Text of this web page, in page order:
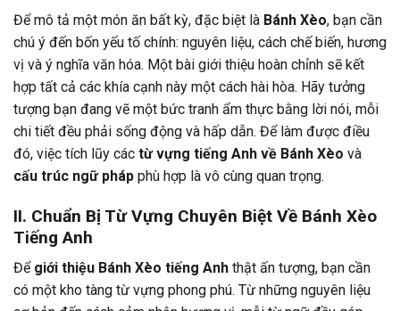
Để mô tả một món ăn bất kỳ, đặc biệt là Bánh Xèo, bạn cần
chú ý đến bốn yếu tố chính: nguyên liệu, cách chế biến, hương
vị và ý nghĩa văn hóa. Một bài giới thiệu hoàn chỉnh sẽ kết
hợp tất cả các khía cạnh này một cách hài hòa. Hãy tưởng
tượng bạn đang vẽ một bức tranh ẩm thực bằng lời nói, mỗi
chi tiết đều phải sống động và hấp dẫn. Để làm được điều
đó, việc tích lũy các từ vựng tiếng Anh về Bánh Xèo và
cấu trúc ngữ pháp phù hợp là vô cùng quan trọng.
II. Chuẩn Bị Từ Vựng Chuyên Biệt Về Bánh Xèo
Tiếng Anh
Để giới thiệu Bánh Xèo tiếng Anh thật ấn tượng, bạn cần
có một kho tàng từ vựng phong phú. Từ những nguyên liệu